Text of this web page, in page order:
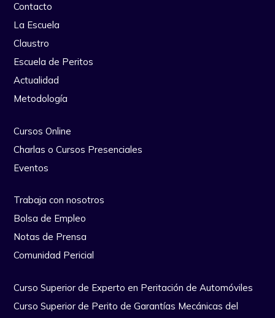
Contacto
La Escuela
Claustro
Escuela de Peritos
Actualidad
Metodología
Cursos Online
Charlas o Cursos Presenciales
Eventos
Trabaja con nosotros
Bolsa de Empleo
Notas de Prensa
Comunidad Pericial
Curso Superior de Experto en Peritación de Automóviles
Curso Superior de Perito de Garantías Mecánicas del